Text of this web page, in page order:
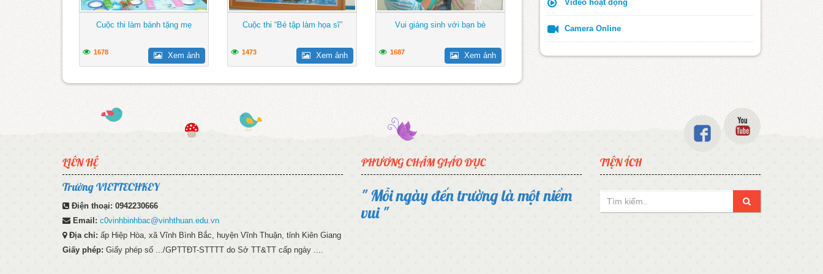
Cuộc thi làm bánh tặng mẹ
1678 Xem ảnh
Cuộc thi “Bé tập làm họa sĩ”
1473 Xem ảnh
Vui giáng sinh với bạn bè
1687 Xem ảnh
Video hoạt động
Camera Online
LIÊN HỆ
Trường VIETTECHKEY
Điện thoại: 0942230666
Email: c0vinhbinhbac@vinhthuan.edu.vn
Địa chỉ: ấp Hiệp Hòa, xã Vĩnh Bình Bắc, huyện Vĩnh Thuận, tỉnh Kiên Giang
Giấy phép: Giấy phép số .../GPTTĐT-STTTT do Sở TT&TT cấp ngày ....
PHƯƠNG CHÂM GIÁO DỤC
" Mỗi ngày đến trường là một niềm
vui "
TIỆN ÍCH